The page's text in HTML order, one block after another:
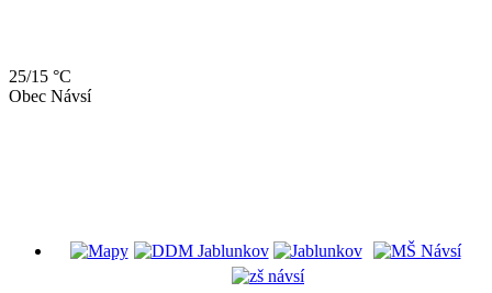
25/15 °C
Obec Návsí